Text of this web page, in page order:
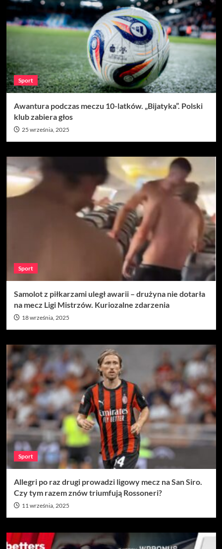
Sport
Awantura podczas meczu 10-latków. „Bijatyka”. Polski
klub zabiera głos
25 września, 2025
Sport
Samolot z piłkarzami uległ awarii – drużyna nie dotarła
na mecz Ligi Mistrzów. Kuriozalne zdarzenia
18 września, 2025
Sport
Allegri po raz drugi prowadzi ligowy mecz na San Siro.
Czy tym razem znów triumfują Rossoneri?
11 września, 2025